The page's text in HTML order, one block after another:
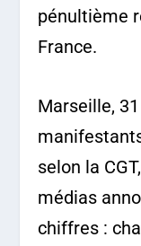
pénultième
France.
Marseille,
selon la
médias
chiffres :